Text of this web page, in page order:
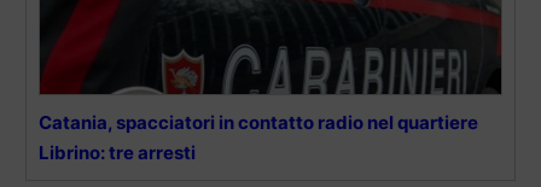
Catania, spacciatori in contatto radio nel quartiere
Librino: tre arresti